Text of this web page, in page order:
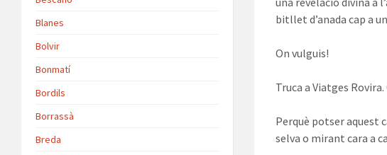
bitllet d’anada cap a
On vulguis!
Truca a Viatges
Perquè potser aquest
selva o mirant cara a
Blanes
Bolvir
Bonmatí
Bordils
Borrassà
Breda